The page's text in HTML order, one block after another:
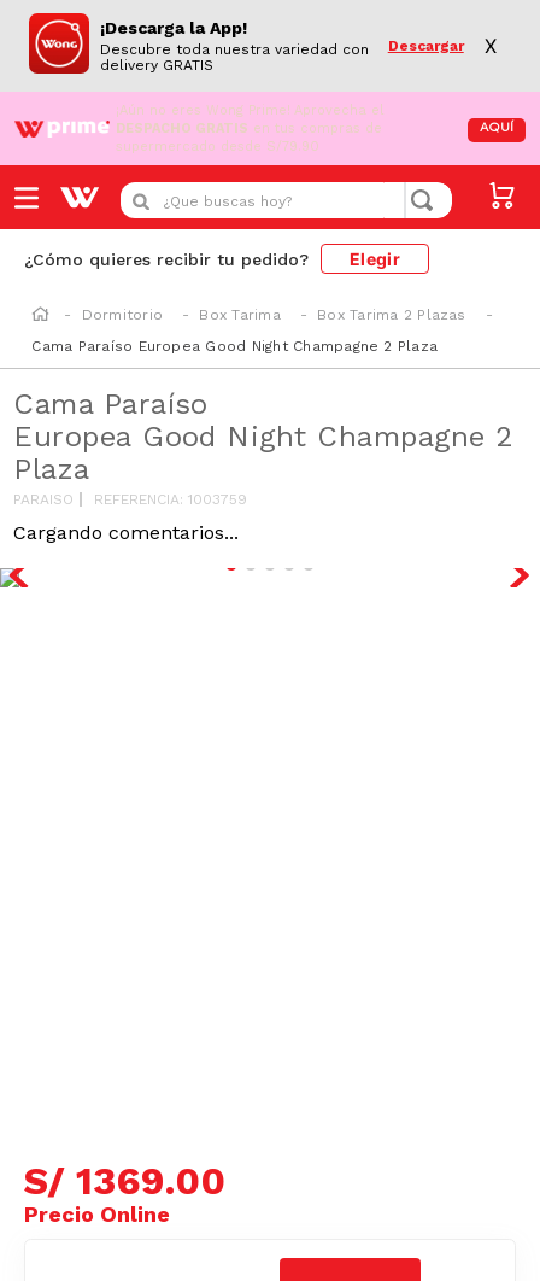
¡Descarga la App!
Descubre toda nuestra variedad con
delivery GRATIS
Descargar X
¡Aún no eres Wong Prime! Aprovecha el
DESPACHO GRATIS en tus compras de
supermercado desde S/79.90
AQUÍ
¿Que buscas hoy?
¿Cómo quieres recibir tu pedido? Elegir
Dormitorio Box Tarima
Box Tarima 2 Plazas
Cama Paraíso Europea Good Night Champagne 2 Plaza
Cama Paraíso
Europea Good Night Champagne 2
Plaza
PARAISO REFERENCIA:1003759
S/ 1369 00